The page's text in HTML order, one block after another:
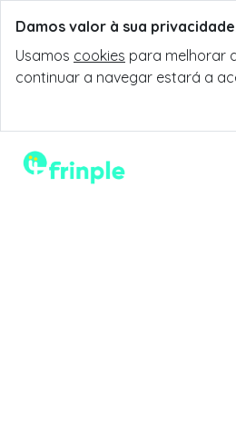
Damos valor à sua
Usamos cookies para melhorar
continuar a navegar estará a